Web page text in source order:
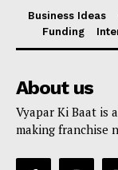
Business Ideas
Funding
About us
Vyapar Ki Baat is
making franchise